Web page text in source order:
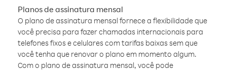
Planos de assinatura mensal
O plano de assinatura mensal fornece a flexibilidade que
você precisa para fazer chamadas internacionais para
telefones fixos e celulares com tarifas baixas sem que
você tenha que renovar o plano em momento algum.
Com o plano de assinatura mensal, você pode